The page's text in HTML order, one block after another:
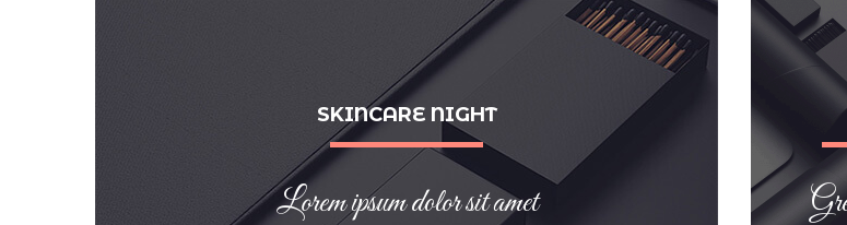
SKINCARE NIGHT
Lorem ipsum dolor sit amet